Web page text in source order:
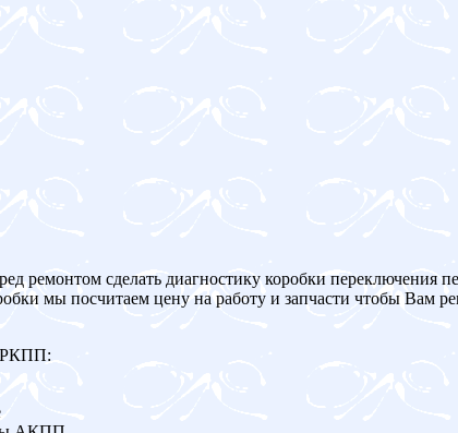
ремонтом сделать диагностику коробки переключения
мы посчитаем цену на работу и запчасти чтобы Вам
РКПП: